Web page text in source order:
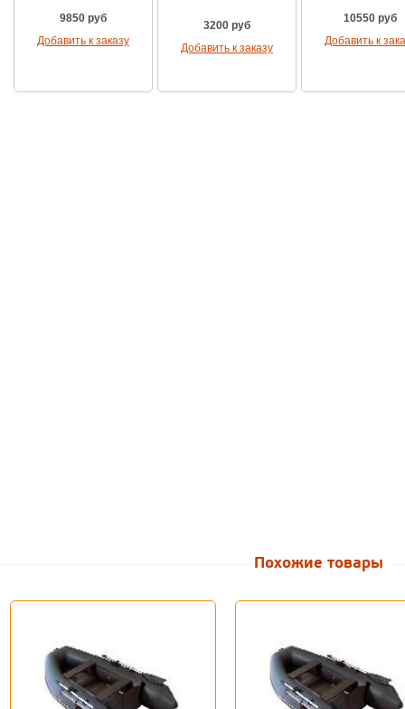
9850 руб
Добавить к заказу
3200 руб
Добавить к заказу
10550 руб
Добавить к
Похожие товары